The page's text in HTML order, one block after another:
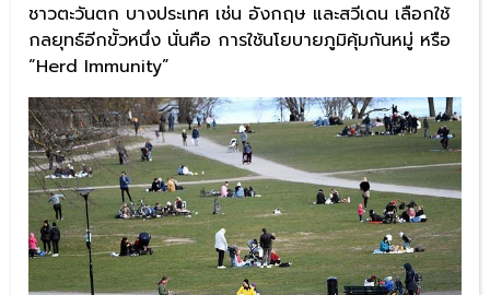
ชาวตะวันตก บางประเทศ เช่น อังกฤษ และสวีเดน เลือกใช้
กลยุทธ์อีกขั้วหนึ่ง นั่นคือ การใช้นโยบายภูมิคุ้มกันหมู่ หรือ
“Herd Immunity”